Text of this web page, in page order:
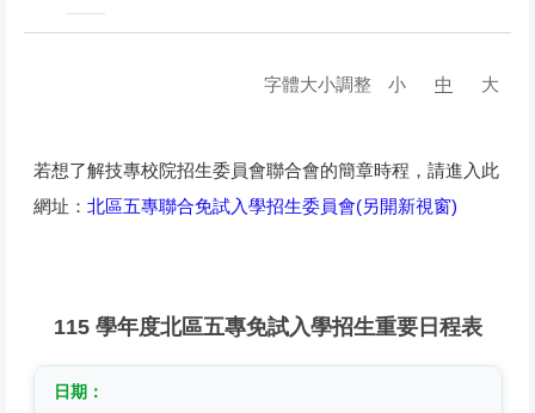
字體大小調整 小 中 大
若想了解技專校院招生委員會聯合會的簡章時程，請進入此
網址： 北區五專聯合免試入學招生委員會(另開新視窗)
115 學年度北區五專免試入學招生重要日程表